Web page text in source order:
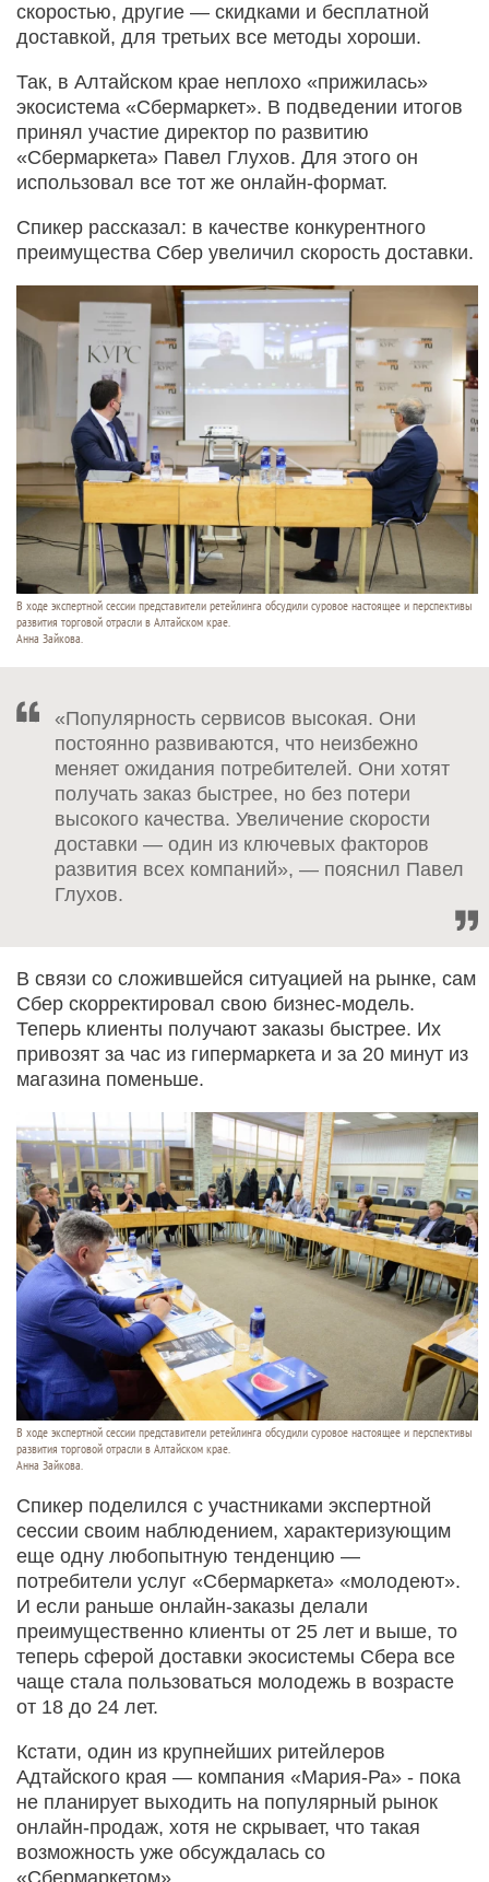
скоростью, другие — скидками и бесплатной
доставкой, для третьих все методы хороши.
Так, в Алтайском крае неплохо «прижилась»
экосистема «Сбермаркет». В подведении итогов
принял участие директор по развитию
«Сбермаркета» Павел Глухов. Для этого он
использовал все тот же онлайн-формат.
Спикер рассказал: в качестве конкурентного
преимущества Сбер увеличил скорость доставки.
В ходе экспертной сессии представители ретейлинга обсудили суровое настоящее и перспективы
развития торговой отрасли в Алтайском крае.
Анна Зайкова.
«Популярность сервисов высокая. Они
постоянно развиваются, что неизбежно
меняет ожидания потребителей. Они хотят
получать заказ быстрее, но без потери
высокого качества. Увеличение скорости
доставки — один из ключевых факторов
развития всех компаний», — пояснил Павел
Глухов.
В связи со сложившейся ситуацией на рынке, сам
Сбер скорректировал свою бизнес-модель.
Теперь клиенты получают заказы быстрее. Их
привозят за час из гипермаркета и за 20 минут из
магазина поменьше.
В ходе экспертной сессии представители ретейлинга обсудили суровое настоящее и перспективы
развития торговой отрасли в Алтайском крае.
Анна Зайкова.
Спикер поделился с участниками экспертной
сессии своим наблюдением, характеризующим
еще одну любопытную тенденцию —
потребители услуг «Сбермаркета» «молодеют».
И если раньше онлайн-заказы делали
преимущественно клиенты от 25 лет и выше, то
теперь сферой доставки экосистемы Сбера все
чаще стала пользоваться молодежь в возрасте
от 18 до 24 лет.
Кстати, один из крупнейших ритейлеров
Адтайского края — компания «Мария-Ра» - пока
не планирует выходить на популярный рынок
онлайн-продаж, хотя не скрывает, что такая
возможность уже обсуждалась со